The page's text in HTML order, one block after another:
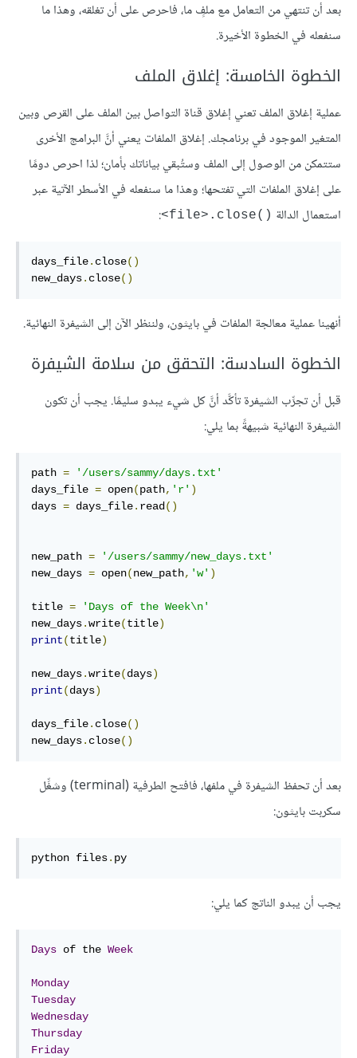
بعد أن تنتهي من التعامل مع ملفٍ ما، فاحرص على أن تغلقه، وهذا ما
سنفعله في الخطوة الأخيرة.
الخطوة الخامسة: إغلاق الملف
عملية إغلاق الملف تعني إغلاق قناة التواصل بين الملف على القرص وبين
المتغير الموجود في برنامجك. إغلاق الملفات يعني أنَّ البرامج الأخرى
ستتمكن من الوصول إلى الملف وستُبقي بياناتك بأمان؛ لذا احرص دومًا
على إغلاق الملفات التي تفتحها؛ وهذا ما سنفعله في الأسطر الآتية عبر
استعمال الدالة ‎<file>.close()‎
:
days_file. close()
new_days. close()
أنهينا عملية معالجة الملفات في بايثون، ولننظر الآن إلى الشيفرة النهائية.
الخطوة السادسة: التحقق من سلامة الشيفرة
قبل أن تجرِّب الشيفرة تأكَّد أنَّ كل شيء يبدو سليمًا. يجب أن تكون
الشيفرة النهائية شبيهةً بما يلي:
path =
'/users/sammy/days.txt'
days_file = open(path, 'r' )
days = days_file. read()
new_path =
'/users/sammy/new_days.txt'
new_days = open(new_path, 'w' )
title =
'Days of the Week\n'
new_days.write(title)
print(title)
new_days.write(days)
print(days)
days_file. close()
new_days. close()
بعد أن تحفظ الشيفرة في ملفها، فافتح الطرفية (terminal) وشغِّل
سكربت بايثون:
python files. py
يجب أن يبدو الناتج كما يلي:
Days of the Week
Monday
Tuesday
Wednesday
Thursday
Friday